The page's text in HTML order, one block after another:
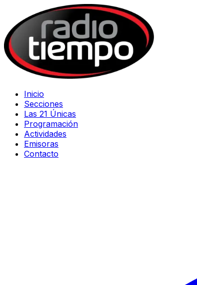
Inicio
Secciones
Las 21 Únicas
Programación
Actividades
Emisoras
Contacto